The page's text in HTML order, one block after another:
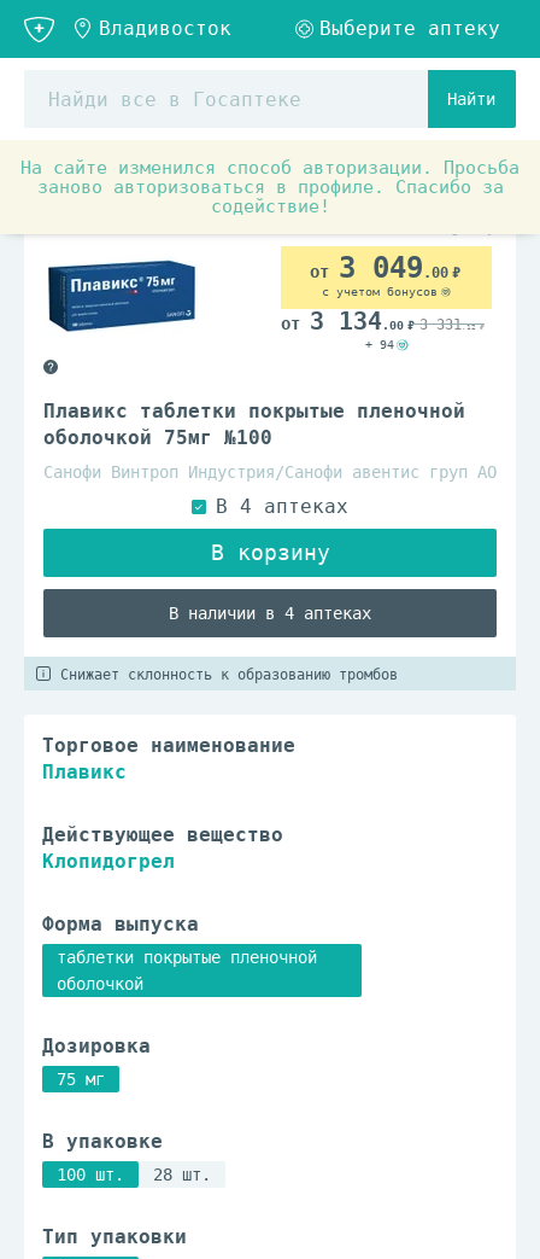
Найти
На сайте изменился способ авторизации. Просьба
заново авторизоваться в профиле. Спасибо за
содействие!
Аптечные товары Препараты при заболеваниях
Плавикс таблетки покрытые пленочной
оболочкой 75мг №100
Санофи Винтроп Индустрия/Санофи авентис груп АО
В наличии в 4 аптеках
3 049 .00
с учетом бонусов
3 134.00 3 331.12
+ 94
Снижает склонность к образованию тромбов
Торговое наименование
Плавикс
Действующее вещество
Клопидогрел
Форма выпуска
таблетки покрытые пленочной
оболочкой
Дозировка
75 мг
В упаковке
100 шт. 28 шт.
Тип упаковки